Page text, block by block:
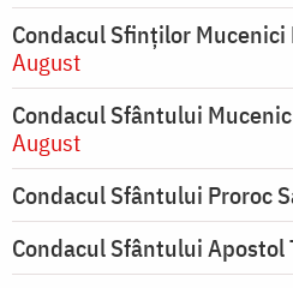
Condacul Sfinţilor Mucenici
August
Condacul Sfântului
August
Condacul Sfântului Proroc
Condacul Sfântului Apostol